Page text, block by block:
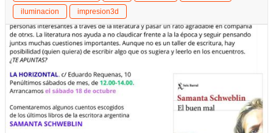
iluminacion
impresion3d